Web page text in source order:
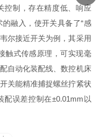
控制，存在精度低、响应
融入，使开关具备了“感
尔接近开关为例，其采用
触式传感原理，可实现毫
自动化装配线、数控机床
关能精准捕捉螺丝拧紧状
配误差控制在±0.01mm以